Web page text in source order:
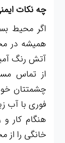
چه نکات
اگر محیط
همیشه در
آتش رنگ
از تماس
چشمتتان
فوری با آب
هنگام کار
خانگی را از